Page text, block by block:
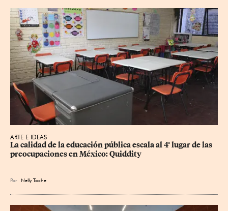
ARTE E IDEAS
La calidad de la educación pública escala al 4° lugar de las
preocupaciones en México: Quiddity
Por Nelly Toche